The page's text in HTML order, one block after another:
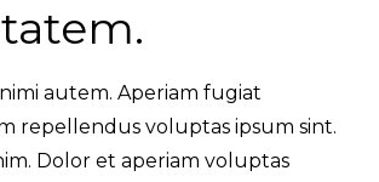
autem. Aperiam fugiat
repellendus voluptas ipsum sint.
Dolor et aperiam voluptas